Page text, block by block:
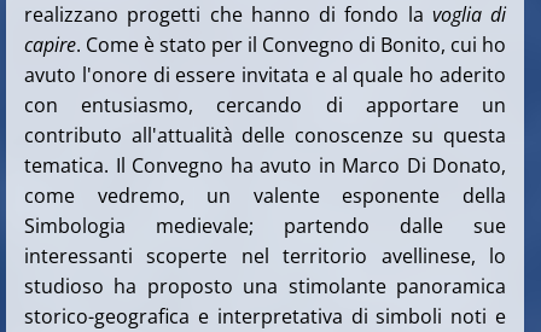
realizzano progetti che hanno di fondo la voglia di
capire. Come è stato per il Convegno di Bonito, cui ho
avuto l'onore di essere invitata e al quale ho aderito
con entusiasmo, cercando di apportare un
contributo all'attualità delle conoscenze su questa
tematica. Il Convegno ha avuto in Marco Di Donato,
come vedremo, un valente esponente della
Simbologia medievale; partendo dalle sue
interessanti scoperte nel territorio avellinese, lo
studioso ha proposto una stimolante panoramica
storico-geografica e interpretativa di simboli noti e